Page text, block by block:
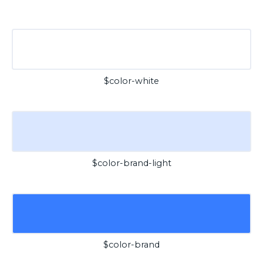
$color-white
$color-brand-light
$color-brand